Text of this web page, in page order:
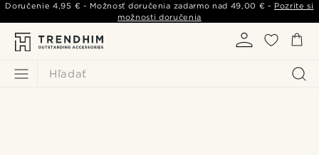
Hľadať
Doručenie4,95 € - Možnosť doručenia zadarmo nad 49,00 € - Pozrite si
možnosti doručenia